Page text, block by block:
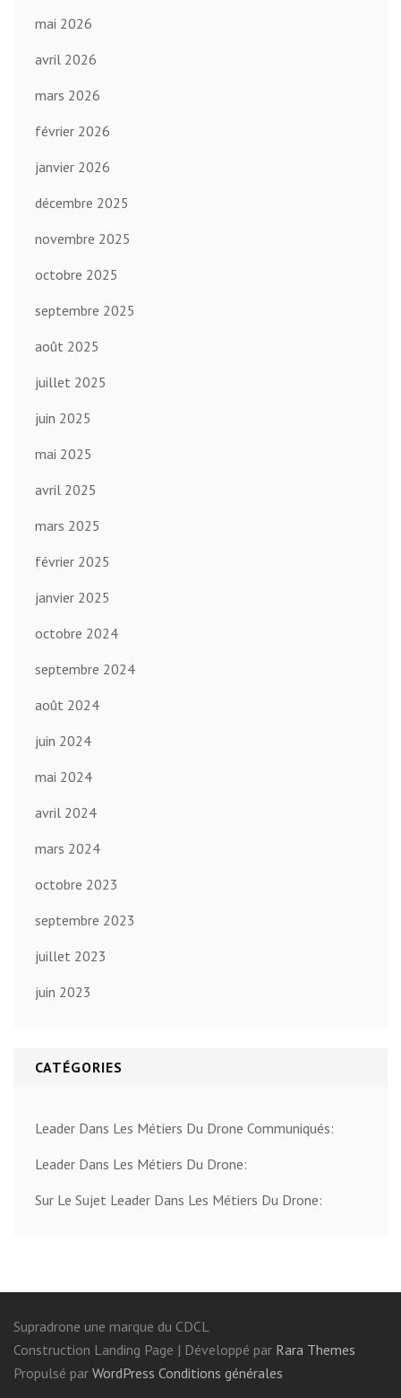
mai 2026
avril 2026
mars 2026
février 2026
janvier 2026
décembre 2025
novembre 2025
octobre 2025
septembre 2025
août 2025
juillet 2025
juin 2025
mai 2025
avril 2025
mars 2025
février 2025
janvier 2025
octobre 2024
septembre 2024
août 2024
juin 2024
mai 2024
avril 2024
mars 2024
octobre 2023
septembre 2023
juillet 2023
juin 2023
CATÉGORIES
Leader Dans Les Métiers Du Drone Communiqués:
Leader Dans Les Métiers Du Drone:
Sur Le Sujet Leader Dans Les Métiers Du Drone:
Supradrone une marque du CDCL
Construction Landing Page | Développé par Rara Themes
Propulsé par WordPress Conditions générales